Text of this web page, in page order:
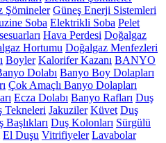
Şömineler Güneş Enerji Sistemleri
Soba Elektrikli Soba Pelet
Hava Perdesi Doğalgaz
Hortumu Doğalgaz Menfezleri
Boyler Kalorifer Kazanı BANYO
Dolabı Banyo Boy Dolapları
Çok Amaçlı Banyo Dolapları
Ecza Dolabı Banyo Rafları Duş
Tekneleri Jakuziler Küvet Duş
Başlıkları Duş Kolonları Sürgülü
El Duşu Vitrifiyeler Lavabolar